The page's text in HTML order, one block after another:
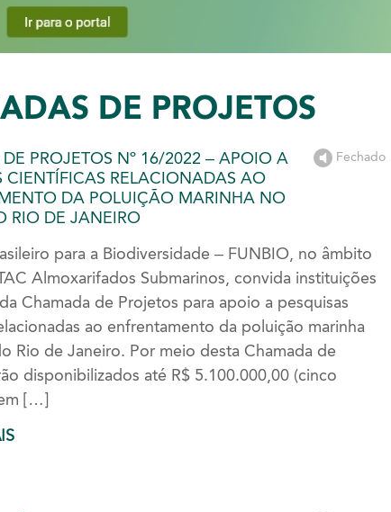
S DE PROJETOS
PROJETOS Nº 16/2022 – APOIO A
CIENTÍFICAS RELACIONADAS AO
DA POLUIÇÃO MARINHA NO
RIO DE JANEIRO
Fechado
para a Biodiversidade – FUNBIO, no âmbito
Almoxarifados Submarinos, convida instituições
Chamada de Projetos para apoio a pesquisas
ao enfrentamento da poluição marinha
Rio de Janeiro. Por meio desta Chamada de
disponibilizados até R$ 5.100.000,00 (cinco
[…]